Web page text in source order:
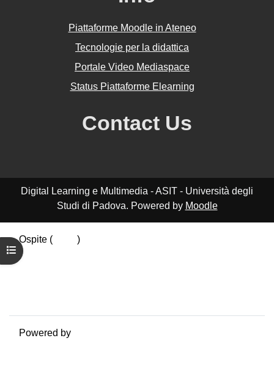
Apri indice del corso
Piattaforme Moodle in Ateneo
Tecnologie per la didattica
Portale Video Mediaspace
Status Piattaforme Elearning
Contact Us
Digital Learning e Multimedia - ASIT - Università degli
Studi di Padova. Powered by Moodle
Ospite (
)
Riepilogo della conservazione dei dati
Powered by